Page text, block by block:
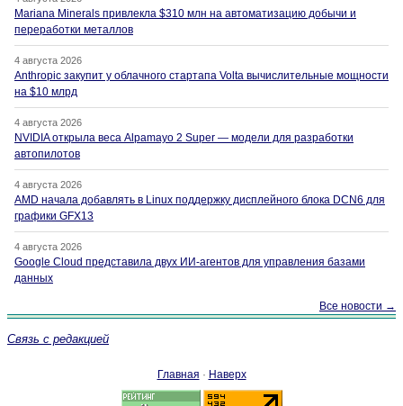
Mariana Minerals привлекла $310 млн на автоматизацию добычи и
переработки металлов
4 августа 2026
Anthropic закупит у облачного стартапа Volta вычислительные мощности
на $10 млрд
4 августа 2026
NVIDIA открыла веса Alpamayo 2 Super — модели для разработки
автопилотов
4 августа 2026
AMD начала добавлять в Linux поддержку дисплейного блока DCN6 для
графики GFX13
4 августа 2026
Google Cloud представила двух ИИ-агентов для управления базами
данных
Все новости →
Связь с редакцией
Главная · Наверх